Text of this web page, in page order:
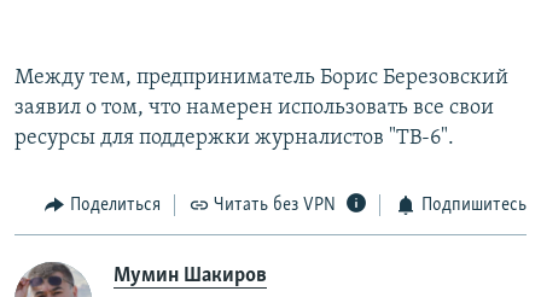
Между тем, предприниматель Борис Березовский
заявил о том, что намерен использовать все свои
ресурсы для поддержки журналистов "ТВ-6".
Поделиться Читать без VPN Подпишитесь
Мумин Шакиров